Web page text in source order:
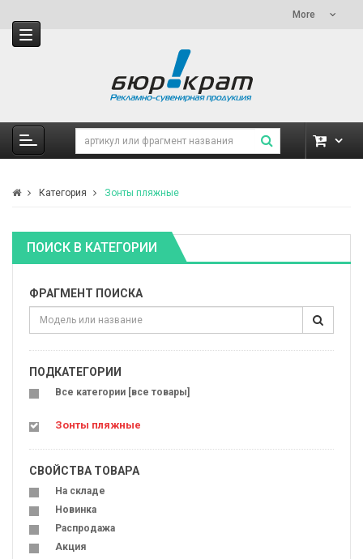
More
Категория Зонты пляжные
ПОИСК В КАТЕГОРИИ
ФРАГМЕНТ ПОИСКА
ПОДКАТЕГОРИИ
Все категории [все товары]
Зонты пляжные
СВОЙСТВА ТОВАРА
На складе
Новинка
Распродажа
Акция